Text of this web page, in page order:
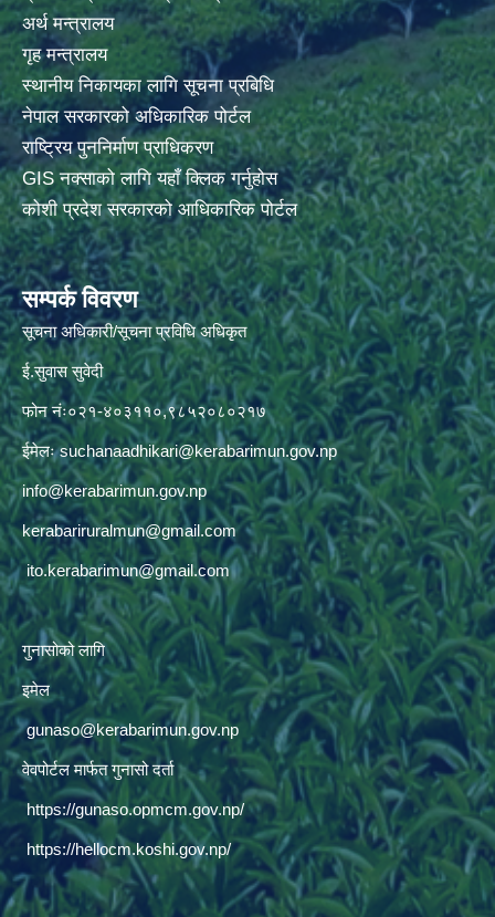
अर्थ मन्त्रालय
गृह मन्त्रालय
स्थानीय निकायका लागि सूचना प्रबिधि
नेपाल सरकारको अधिकारिक पोर्टल
राष्ट्रिय पुननिर्माण प्राधिकरण
GIS नक्साको लागि यहाँ क्लिक गर्नुहोस
कोशी प्रदेश सरकारको आधिकारिक पोर्टल
सम्पर्क विवरण
सूचना अधिकारी/सूचना प्रविधि अधिकृत
ई.सुवास सुवेदी
फोन नंः०२१-४०३११०,९८५२०८०२१७
ईमेलःsuchanaadhikari@kerabarimun.gov.np
info@kerabarimun.gov.np
kerabariruralmun@gmail.com
ito.kerabarimun@gmail.com
गुनासोको लागि
इमेल
gunaso@kerabarimun.gov.np
वेवपोर्टल मार्फत गुनासो दर्ता
https://gunaso.opmcm.gov.np/
https://hellocm.koshi.gov.np/